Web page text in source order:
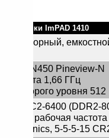
ImPAD 1410
сенсорный,
Atom N450 Pineview-N
частота 1,66 ГГц
второго уровня 512
PC2-6400 (DDR2-
МГц, рабочая
Electronics, 5-5-5-15